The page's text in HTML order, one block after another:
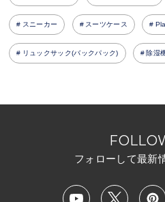
スニーカー スーツケース
リュックサック(バックパック) 除湿
フォローして最新